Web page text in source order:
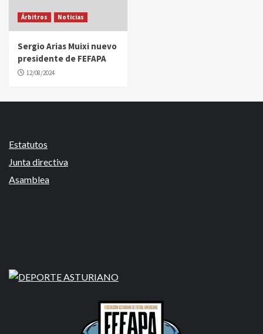
Árbitros Noticias
Sergio Arias Muixi nuevo
presidente de FEFAPA
12/08/2024
Estatutos
Junta directiva
Asamblea